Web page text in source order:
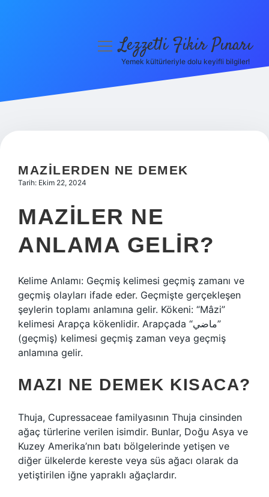
Hakkımızda
menüyüLezzetli Fikir Pınarı
Yemek kültürleriyle dolu keyifli bilgiler!
MAZILERDEN NE DEMEK
Tarih: Ekim 22, 2024
MAZILER NE
ANLAMA GELIR?
Kelime Anlamı: Geçmiş kelimesi geçmiş zamanı ve
geçmiş olayları ifade eder. Geçmişte gerçekleşen
şeylerin toplamı anlamına gelir. Kökeni: “Mâzi”
kelimesi Arapça kökenlidir. Arapçada “ماضي”
(geçmiş) kelimesi geçmiş zaman veya geçmiş
anlamına gelir.
MAZI NE DEMEK KISACA?
Thuja, Cupressaceae familyasının Thuja cinsinden
ağaç türlerine verilen isimdir. Bunlar, Doğu Asya ve
Kuzey Amerika’nın batı bölgelerinde yetişen ve
diğer ülkelerde kereste veya süs ağacı olarak da
yetiştirilen iğne yapraklı ağaçlardır.